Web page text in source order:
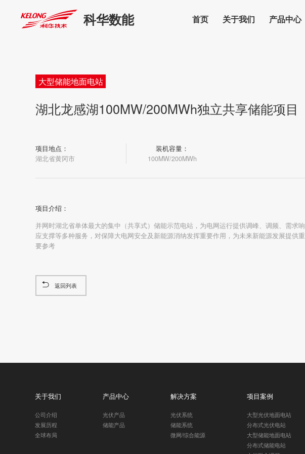
科华数能 首页 关于我们 产品中心
大型储能地面电站
湖北龙感湖100MW/200MWh独立共享储能项目
项目地点：
湖北省黄冈市
装机容量：
100MW/200MWh
项目介绍：
并网时湖北省单体最大的集中（共享式）储能示范电站，为电网运行提供调峰、调频、需求响
应支撑等多种服务，对保障大电网安全及新能源消纳发挥重要作用，为未来新能源发展提供重
要参考
返回列表
关于我们
公司介绍
发展历程
全球布局
产品中心
光伏产品
储能产品
解决方案
光伏系统
储能系统
微网/综合能源
项目案例
大型光伏地面电站
分布式光伏电站
大型储能地面电站
分布式储能电站